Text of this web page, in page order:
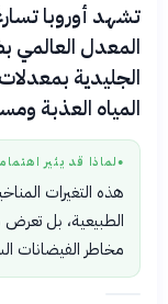
تشهد أوروبا
المعدل العالمي
الجليدية
المياه العذبة
● لماذا قد يثير
هذه التغيرات
الطبيعية، بل تعرض
مخاطر الفيضانات